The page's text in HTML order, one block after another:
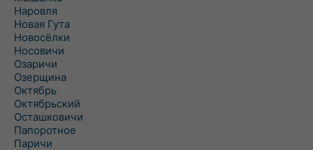
Наровля
Новая Гута
Новосёлки
Носовичи
Озаричи
Озерщина
Октябрь
Октябрьский
Осташковичи
Папоротное
Паричи